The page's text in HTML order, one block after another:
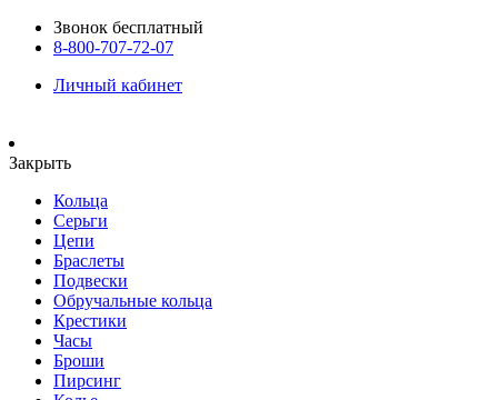
Звонок бесплатный
8-800-707-72-07
Личный кабинет
Закрыть
Кольца
Серьги
Цепи
Браслеты
Подвески
Обручальные кольца
Крестики
Часы
Броши
Пирсинг